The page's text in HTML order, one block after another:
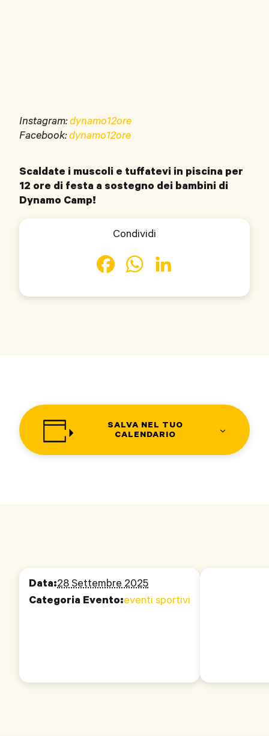
Instagram:dynamo12ore
Facebook:dynamo12ore
Scaldate i muscoli e tuffatevi in piscina per
12 ore di festa a sostegno dei bambini di
Dynamo Camp!
Condividi
Facebook WhatsApp
SALVA NEL TUO
CALENDARIO
Data:28 Settembre 2025
Categoria Evento:eventi sportivi